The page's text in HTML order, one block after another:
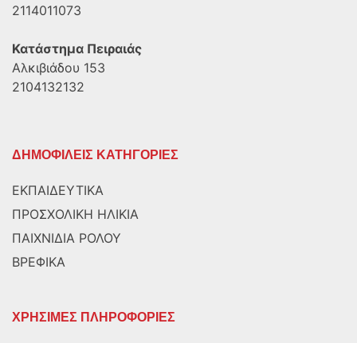
2114011073
Κατάστημα Πειραιάς
Αλκιβιάδου 153
2104132132
ΔΗΜΟΦΙΛΕΙΣ ΚΑΤΗΓΟΡΙΕΣ
ΕΚΠΑΙΔΕΥΤΙΚΑ
ΠΡΟΣΧΟΛΙΚΗ ΗΛΙΚΙΑ
ΠΑΙΧΝΙΔΙΑ ΡΟΛΟΥ
ΒΡΕΦΙΚΑ
ΧΡΗΣΙΜΕΣ ΠΛΗΡΟΦΟΡΙΕΣ